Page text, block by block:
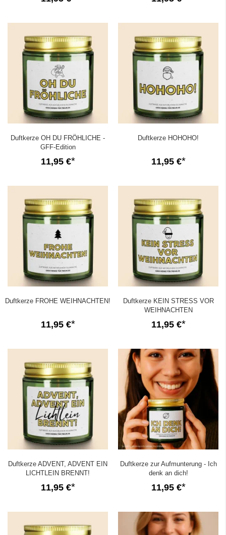
Duftkerze OH DU FRÖHLICHE -
GFF-Edition
11,95 €
Duftkerze HOHOHO!
11,95 €
Duftkerze FROHE WEIHNACHTEN!
11,95 €
Duftkerze KEIN STRESS VOR
WEIHNACHTEN
11,95 €
Duftkerze ADVENT, ADVENT EIN
LICHTLEIN BRENNT!
11,95 €
Duftkerze zur Aufmunterung - Ich
denk an dich!
11,95 €